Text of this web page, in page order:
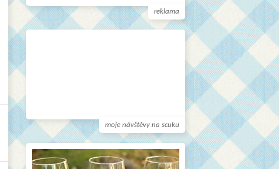
reklama
moje návštěvy na scuku